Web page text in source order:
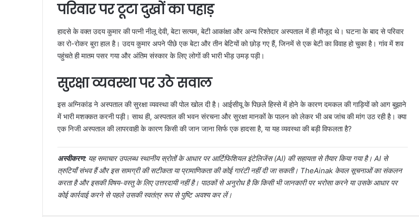
परिवार पर टूटा दुखों का पहाड़
हादसे के वक्त उदय कुमार की पत्नी नीलू देवी, बेटा सत्यम, बेटी आकांक्षा और अन्य रिश्तेदार अस्पताल में ही मौजूद थे। घटना के बाद से परिवार
का रो-रोकर बुरा हाल है। उदय कुमार अपने पीछे एक बेटा और तीन बेटियों को छोड़ गए हैं, जिनमें से एक बेटी का विवाह हो चुका है। गांव में शव
पहुंचते ही मातम पसर गया और अंतिम संस्कार के लिए लोगों की भारी भीड़ उमड़ पड़ी।
सुरक्षा व्यवस्था पर उठे सवाल
इस अग्निकांड ने अस्पताल की सुरक्षा व्यवस्था की पोल खोल दी है। आईसीयू के पिछले हिस्से में होने के कारण दमकल की गाड़ियों को आग बुझाने
में भारी मशक्कत करनी पड़ी। साथ ही, अस्पताल की भवन संरचना और सुरक्षा मानकों के पालन को लेकर भी अब जांच की मांग उठ रही है। क्या
एक निजी अस्पताल की लापरवाही के कारण किसी की जान जाना सिर्फ एक हादसा है, या यह व्यवस्था की बड़ी विफलता है?
अस्वीकरण: यह समाचार उपलब्ध स्थानीय स्रोतों के आधार पर आर्टिफिशियल इंटेलिजेंस (AI) की सहायता से तैयार किया गया है। AI से
त्रुटियाँ संभव हैं और इस सामग्री की सटीकता या प्रामाणिकता की कोई गारंटी नहीं दी जा सकती। TheAinak केवल सूचनाओं का संकलन
करता है और इसकी विषय-वस्तु के लिए उत्तरदायी नहीं है। पाठकों से अनुरोध है कि किसी भी जानकारी पर भरोसा करने या उसके आधार पर
कोई कार्रवाई करने से पहले उसकी स्वतंत्र रूप से पुष्टि अवश्य कर लें।